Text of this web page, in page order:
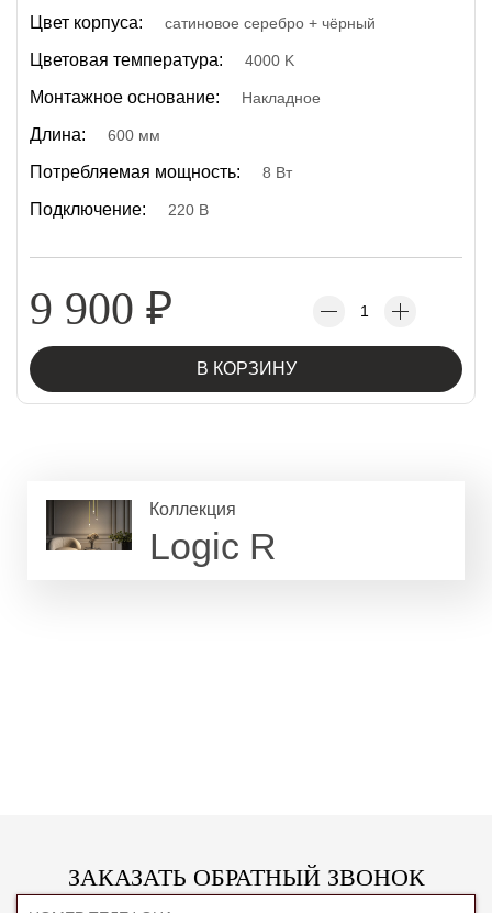
Цвет корпуса: сатиновое серебро + чёрный
Цветовая температура: 4000 K
Монтажное основание: Накладное
Длина: 600 мм
Потребляемая мощность: 8 Вт
Подключение: 220 В
9 900 ₽
В КОРЗИНУ
Коллекция
Logic R
ЗАКАЗАТЬ ОБРАТНЫЙ ЗВОНОК